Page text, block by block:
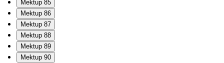
Mektup 85
Mektup 86
Mektup 87
Mektup 88
Mektup 89
Mektup 90